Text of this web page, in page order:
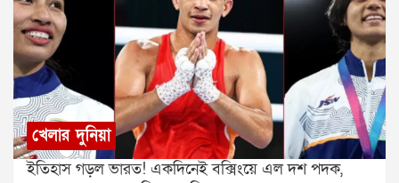
খেলার দুনিয়া
ইতিহাস গড়ল ভারত! একদিনেই বক্সিংয়ে এল দশ পদক,